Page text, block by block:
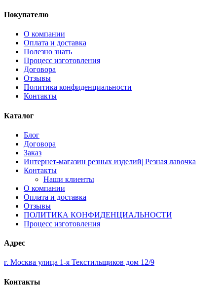
Покупателю
О компании
Оплата и доставка
Полезно знать
Процесс изготовления
Договора
Отзывы
Политика конфиденциальности
Контакты
Каталог
Блог
Договора
Заказ
Интернет-магазин резных изделий| Резная лавочка
Контакты
Наши клиенты
О компании
Оплата и доставка
Отзывы
ПОЛИТИКА КОНФИДЕНЦИАЛЬНОСТИ
Процесс изготовления
Адрес
г. Москва улица 1-я Текстильщиков дом 12/9
Контакты